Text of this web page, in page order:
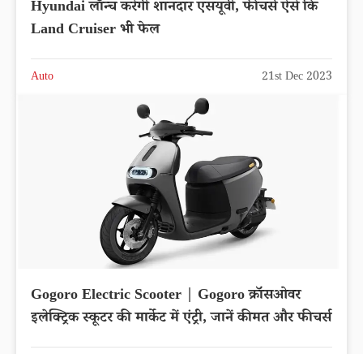
Hyundai लॉन्च करेगी शानदार एसयूवी, फीचर्स ऐसे कि
Land Cruiser भी फेल
Auto 21st Dec 2023
Gogoro Electric Scooter | Gogoro क्रॉसओवर
इलेक्ट्रिक स्कूटर की मार्केट में एंट्री, जानें कीमत और फीचर्स